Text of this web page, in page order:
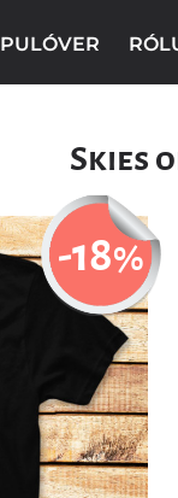
PULÓVER
Skies
-18%